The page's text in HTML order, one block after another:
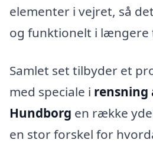
elementer i vejret, så
og funktionelt i længere
Samlet set tilbyder et
med speciale i
Hundborg en række
en stor forskel for